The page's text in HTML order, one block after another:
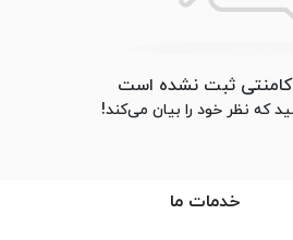
ثبت نشده است
که نظر خود را بیان می‌کند!
خدمات ما